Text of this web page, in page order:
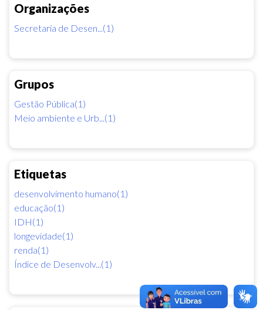
Organizações
Secretaria de Desen...(1)
Grupos
Gestão Pública(1)
Meio ambiente e Urb...(1)
Etiquetas
desenvolvimento humano(1)
educação(1)
IDH(1)
longevidade(1)
renda(1)
Índice de Desenvolv...(1)